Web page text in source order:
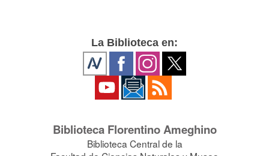
La Biblioteca en:
Biblioteca Florentino Ameghino
Biblioteca Central de la